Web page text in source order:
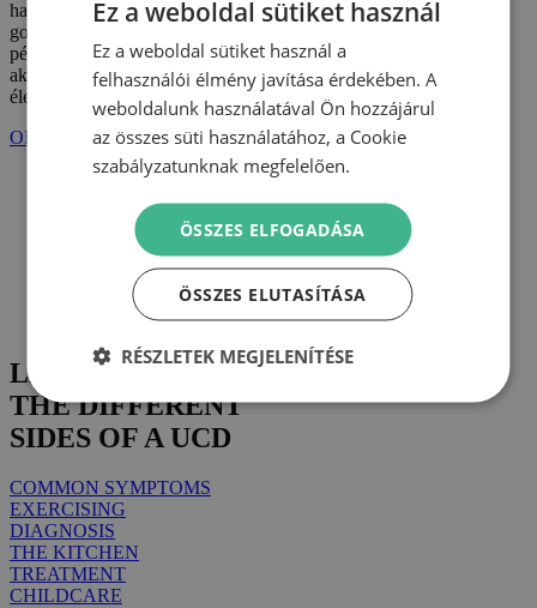
hasonló embereknek, valamint az UCD-vel élő gyermekekről
gondoskodó szülőknek készült. Ismerje meg az alapvető tényeket,
például, hogy mi váltja ki az ammóniaszint emelkedését, hogyan
akadályozható ez meg, mely étrend a legjobb Önnek és milyen
életmódváltásra van szüksége.
OLVASSON TOVÁBB
LEARN ABOUT
THE DIFFERENT
SIDES OF A UCD
COMMON SYMPTOMS
EXERCISING
DIAGNOSIS
THE KITCHEN
TREATMENT
CHILDCARE
Ez a weboldal sütiket használ
Ez a weboldal sütiket használ a
felhasználói élmény javítása érdekében. A
weboldalunk használatával Ön hozzájárul
az összes süti használatához, a Cookie
szabályzatunknak megfelelően.
ÖSSZES ELFOGADÁSA
ÖSSZES ELUTASÍTÁSA
RÉSZLETEK MEGJELENÍTÉSE